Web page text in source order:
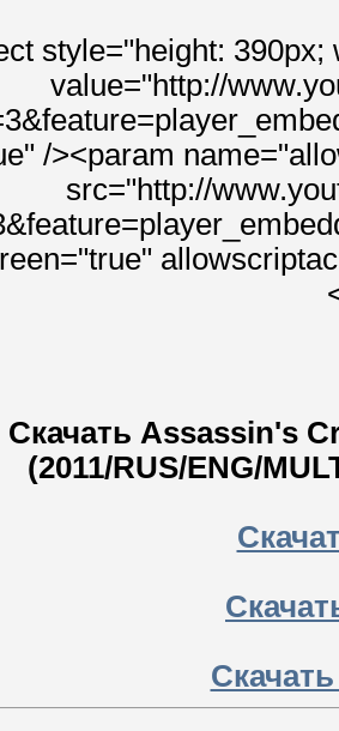
style="height:
value="http://
/><param
src="http://
Скачать Assassin's
(2011/RUS/ENG/